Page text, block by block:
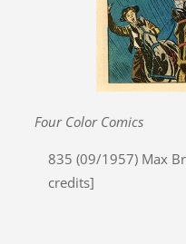
Four Color Comics
835 (09/1957) Max
credits]